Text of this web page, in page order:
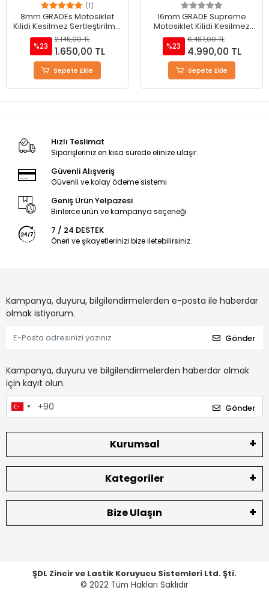
(1)
8mm GRADEs Motosiklet
Kilidi Kesilmez Sertleştirilmiş
Zincirli Yeni Ekstra
Sertleştirilmiş Kilidi İle -
Üreticiden Doğrudan Satış
%23
2.145,00 TL
1.650,00 TL
Sepete Ekle
16mm GRADE Supreme
Motosiklet Kilidi Kesilmez
Sertleştirilmiş Zincirli Yeni
Ekstra Sertleştirilmiş Kilidi İle
- Üreticiden Doğrudan Satış
%23
6.487,00 TL
4.990,00 TL
Sepete Ekle
Hızlı Teslimat
Siparişleriniz en kısa sürede elinize ulaşır.
Güvenli Alışveriş
Güvenli ve kolay ödeme sistemi
Geniş Ürün Yelpazesi
Binlerce ürün ve kampanya seçeneği
7 / 24 DESTEK
Öneri ve şikayetlerinizi bize iletebilirsiniz.
Kampanya, duyuru, bilgilendirmelerden e-posta ile haberdar
olmak istiyorum.
Gönder
Kampanya, duyuru ve bilgilendirmelerden haberdar olmak
için kayıt olun.
Gönder
Kurumsal
Kategoriler
Bize Ulaşın
ŞDL Zincir ve Lastik Koruyucu Sistemleri Ltd. Şti.
© 2022 Tüm Hakları Saklıdır